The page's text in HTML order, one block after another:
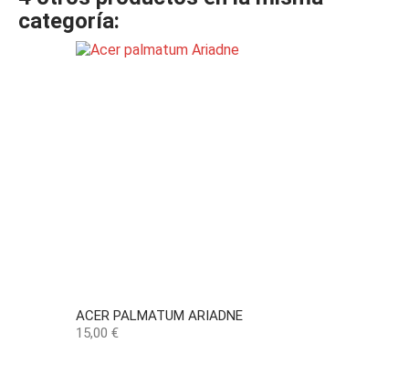
categoría:
ACER PALMATUM ARIADNE
Precio
15,00 €